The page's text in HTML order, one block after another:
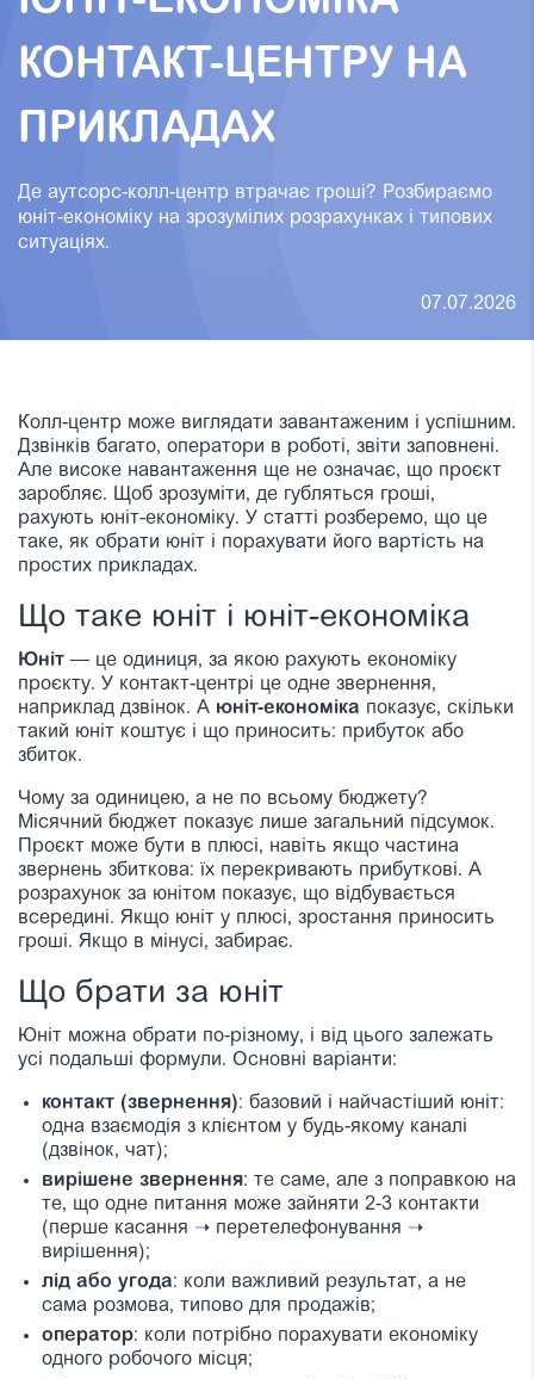
07.07.2026
КОНТАКТ-ЦЕНТРУ НА
ПРИКЛАДАХ
Де аутсорс-колл-центр втрачає гроші? Розбираємо
юніт-економіку на зрозумілих розрахунках і типових
ситуаціях.
Колл-центр може виглядати завантаженим і успішним.
Дзвінків багато, оператори в роботі, звіти заповнені.
Але високе навантаження ще не означає, що проєкт
заробляє. Щоб зрозуміти, де губляться гроші,
рахують юніт-економіку. У статті розберемо, що це
таке, як обрати юніт і порахувати його вартість на
простих прикладах.
Що таке юніт і юніт-економіка
Юніт — це одиниця, за якою рахують економіку
проєкту. У контакт-центрі це одне звернення,
наприклад дзвінок. А юніт-економіка показує, скільки
такий юніт коштує і що приносить: прибуток або
збиток.
Чому за одиницею, а не по всьому бюджету?
Місячний бюджет показує лише загальний підсумок.
Проєкт може бути в плюсі, навіть якщо частина
звернень збиткова: їх перекривають прибуткові. А
розрахунок за юнітом показує, що відбувається
всередині. Якщо юніт у плюсі, зростання приносить
гроші. Якщо в мінусі, забирає.
Що брати за юніт
Юніт можна обрати по-різному, і від цього залежать
усі подальші формули. Основні варіанти:
контакт (звернення): базовий і найчастіший юніт:
одна взаємодія з клієнтом у будь-якому каналі
(дзвінок, чат);
вирішене звернення: те саме, але з поправкою на
те, що одне питання може зайняти 2-3 контакти
(перше касання ➝ перетелефонування ➝
вирішення);
лід або угода: коли важливий результат, а не
сама розмова, типово для продажів;
оператор: коли потрібно порахувати економіку
одного робочого місця;